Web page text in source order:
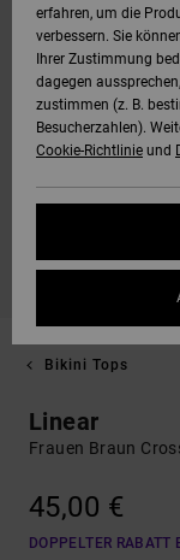
Bikini Tops
Linear
Frauen Braun
45,00 €
DOPPELTER RABATT
erfahren, um die
verbessern. Sie
Ihrer Zustimmung
dagegen
zustimmen (z. B.
Besucherzahlen).
Cookie-Richtlinie und